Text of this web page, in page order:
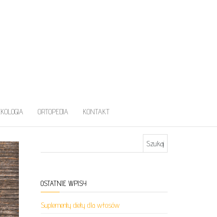
ORTOPEDIA KONTAKT
OSTATNIE WPISY
Suplementy diety dla włosów